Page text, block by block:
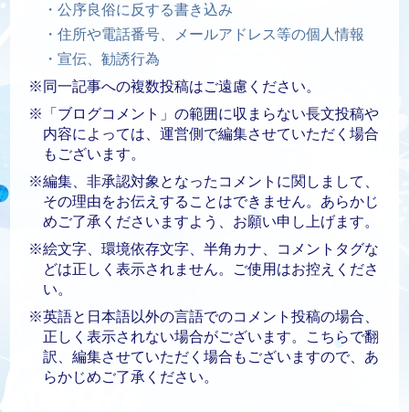
・公序良俗に反する書き込み
・住所や電話番号、メールアドレス等の個人情報
・宣伝、勧誘行為
※同一記事への複数投稿はご遠慮ください。
※「ブログコメント」の範囲に収まらない長文投稿や
内容によっては、運営側で編集させていただく場合
もございます。
※編集、非承認対象となったコメントに関しまして、
その理由をお伝えすることはできません。あらかじ
めご了承くださいますよう、お願い申し上げます。
※絵文字、環境依存文字、半角カナ、コメントタグな
どは正しく表示されません。ご使用はお控えくださ
い。
※英語と日本語以外の言語でのコメント投稿の場合、
正しく表示されない場合がございます。こちらで翻
訳、編集させていただく場合もございますので、あ
らかじめご了承ください。